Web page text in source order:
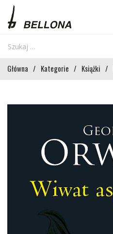
Główna / Kategorie / Książki /